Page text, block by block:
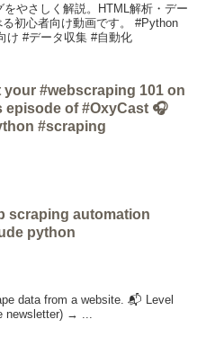
やさしく解説。HTML解析・デー
初心者向け動画です。 #Python
け #データ収集 #自動化
your #webscraping 101 on
episode of #OxyCast 🎧
#scraping
scraping automation
python
data from a website. 📬 Level
newsletter) → ...